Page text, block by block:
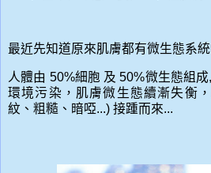
最近先知道原來肌膚都有微生態系
人體由 50%細胞 及50%微生態組
環境污染，肌膚微生態續漸失衡
紋、粗糙、暗啞...) 接踵而來...